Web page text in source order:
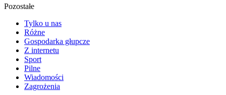
Pozostałe
Tylko u nas
Różne
Gospodarka głupcze
Z internetu
Sport
Pilne
Wiadomości
Zagrożenia